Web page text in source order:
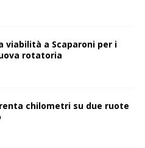
viabilità a Scaparoni per i
rotatoria
chilometri su due ruote